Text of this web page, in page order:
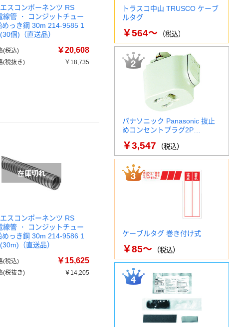
スコンポーネンツ RS
線管 ・ コンジットチュー
めっき鋼 30m 214-9585 1
個)（直送品）
(税込) ￥20,608
(税抜き) ￥18,735
スコンポーネンツ RS
線管 ・ コンジットチュー
めっき鋼 30m 214-9586 1
（直送品）
(税込) ￥15,625
(税抜き) ￥14,205
トラスコ中山 TRUSCO ケーブ
ルタグ
￥564～ （税込）
パナソニック Panasonic 抜止
めコンセントプラグ2P…
￥3,547 （税込）
ケーブルタグ 巻き付け式
￥85～ （税込）